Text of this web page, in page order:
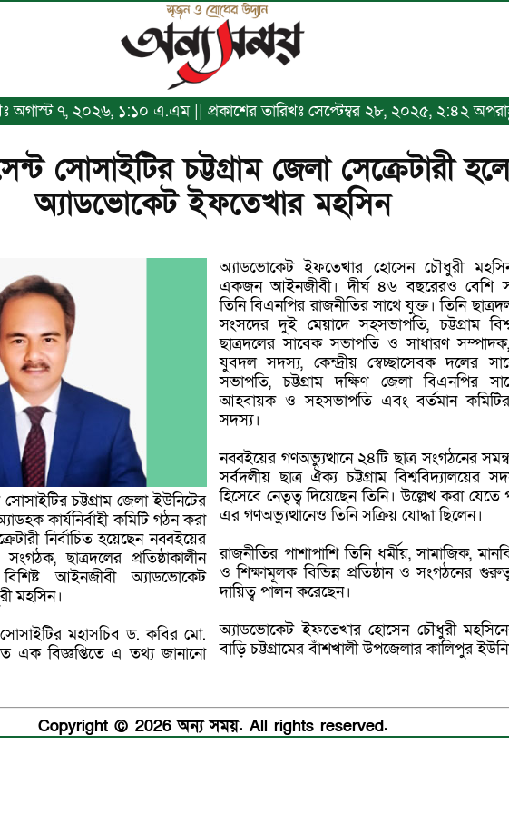
অগাস্ট ৭, ২০২৬, ১:১০ এ.এম || প্রকাশের তারিখঃ সেপ্টেম্বর ২৮, ২০২৫, ২:৪২
সোসাইটির চট্টগ্রাম জেলা সেক্রেটারী
অ্যাডভোকেট ইফতেখার মহসিন
চট্টগ্রাম জেলা ইউনিটের
কার্যনির্বাহী কমিটি গঠন করা
নির্বাচিত হয়েছেন নব্বইয়ের
ছাত্রদলের প্রতিষ্ঠাকালীন
আইনজীবী অ্যাডভোকেট
মহসিন।
মহাসচিব ড. কবির মো.
এক বিজ্ঞপ্তিতে এ তথ্য জানানো
অ্যাডভোকেট ইফতেখার হোসেন চৌধুরী
একজন আইনজীবী। দীর্ঘ ৪৬ বছরেরও বেশি
তিনি বিএনপির রাজনীতির সাথে যুক্ত। তিনি
সংসদের দুই মেয়াদে সহসভাপতি, চট্টগ্রাম
ছাত্রদলের সাবেক সভাপতি ও সাধারণ সম্পাদক,
যুবদল সদস্য, কেন্দ্রীয় স্বেচ্ছাসেবক দলের
সভাপতি, চট্টগ্রাম দক্ষিণ জেলা বিএনপির
আহবায়ক ও সহসভাপতি এবং বর্তমান
সদস্য।
নব্বইয়ের গণঅভ্যুত্থানে ২৪টি ছাত্র সংগঠনের
সর্বদলীয় ছাত্র ঐক্য চট্টগ্রাম বিশ্ববিদ্যালয়ের
হিসেবে নেতৃত্ব দিয়েছেন তিনি। উল্লেখ করা
এর গণঅভ্যুত্থানেও তিনি সক্রিয় যোদ্ধা ছিলেন।
রাজনীতির পাশাপাশি তিনি ধর্মীয়, সামাজিক,
ও শিক্ষামূলক বিভিন্ন প্রতিষ্ঠান ও সংগঠনের
দায়িত্ব পালন করেছেন।
অ্যাডভোকেট ইফতেখার হোসেন চৌধুরী
বাড়ি চট্টগ্রামের বাঁশখালী উপজেলার কালিপুর
Copyright © 2026 অন্য সময়. All rights reserved.